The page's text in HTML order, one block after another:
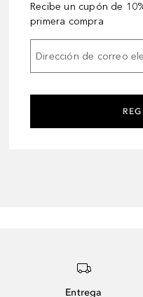
Recibe un cupón de
primera compra
Dirección de correo
Entrega